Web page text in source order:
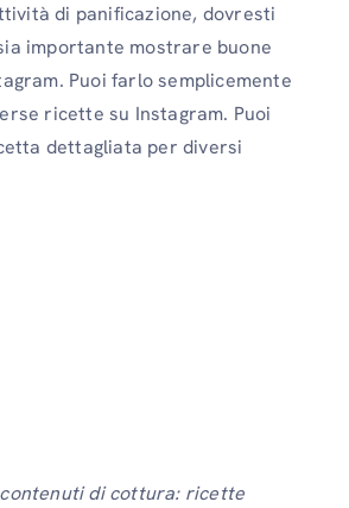
di panificazione, dovresti
importante mostrare buone
Puoi farlo semplicemente
ricette su Instagram. Puoi
dettagliata per diversi
di cottura: ricette